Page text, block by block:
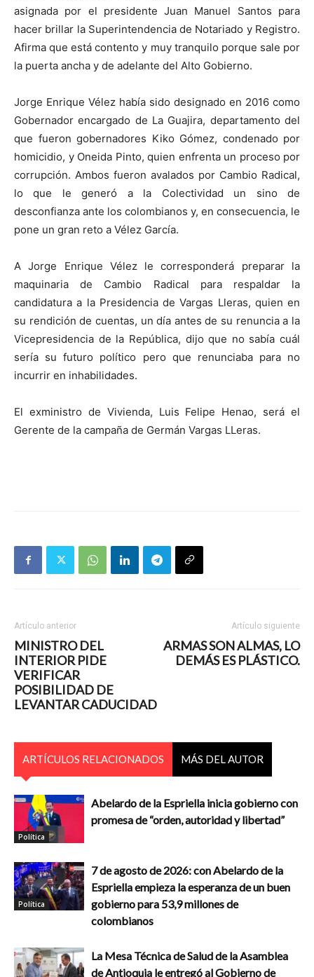
asignada por el presidente Juan Manuel Santos para
hacer brillar la Superintendencia de Notariado y Registro.
Afirma que está contento y muy tranquilo porque sale por
la puerta ancha y de adelante del Alto Gobierno.
Jorge Enrique Vélez había sido designado en 2016 como
Gobernador encargado de La Guajira, departamento del
que fueron gobernadores Kiko Gómez, condenado por
homicidio, y Oneida Pinto, quien enfrenta un proceso por
corrupción. Ambos fueron avalados por Cambio Radical,
lo que le generó a la Colectividad un sino de
desconfianza ante los colombianos y, en consecuencia, le
pone un gran reto a Vélez García.
A Jorge Enrique Vélez le corresponderá preparar la
maquinaria de Cambio Radical para respaldar la
candidatura a la Presidencia de Vargas Lleras, quien en
su rendición de cuentas, un día antes de su renuncia a la
Vicepresidencia de la República, dijo que no sabía cuál
sería su futuro político pero que renunciaba para no
incurrir en inhabilidades.
El exministro de Vivienda, Luis Felipe Henao, será el
Gerente de la campaña de Germán Vargas LLeras.
Artículo anterior
MINISTRO DEL
INTERIOR PIDE
VERIFICAR
POSIBILIDAD DE
LEVANTAR CADUCIDAD
Artículo siguiente
ARMAS SON ALMAS, LO
DEMÁS ES PLÁSTICO.
ARTÍCULOS RELACIONADOS MÁS DEL AUTOR
Política
Abelardo de la Espriella inicia gobierno con
promesa de “orden, autoridad y libertad”
Política
7 de agosto de 2026: con Abelardo de la
Espriella empieza la esperanza de un buen
gobierno para 53,9 millones de
colombianos
La Mesa Técnica de Salud de la Asamblea
de Antioquia le entregó al Gobierno de